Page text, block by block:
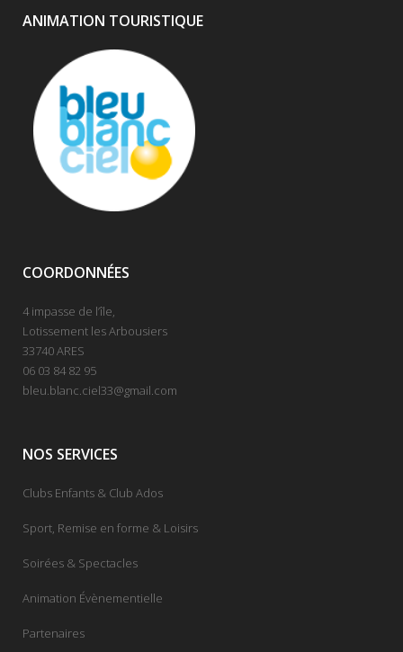
ANIMATION TOURISTIQUE
COORDONNÉES
4 impasse de l’île,
Lotissement les Arbousiers
33740 ARES
06 03 84 82 95
bleu.blanc.ciel33@gmail.com
NOS SERVICES
Clubs Enfants & Club Ados
Sport, Remise en forme & Loisirs
Soirées & Spectacles
Animation Évènementielle
Partenaires